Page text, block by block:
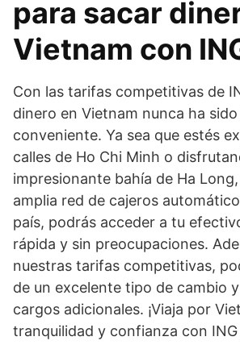
para sacar
Vietnam con
Con las tarifas competitivas de
dinero en Vietnam nunca ha
conveniente. Ya sea que estés
calles de Ho Chi Minh o
impresionante bahía de Ha
amplia red de cajeros
país, podrás acceder a tu
rápida y sin preocupaciones.
nuestras tarifas competitivas,
de un excelente tipo de cambio
cargos adicionales. ¡Viaja por
tranquilidad y confianza con